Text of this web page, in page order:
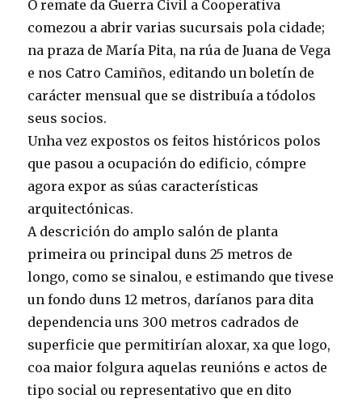
Ó remate da Guerra Civil a Cooperativa
comezou a abrir varias sucursais pola cidade;
na praza de María Pita, na rúa de Juana de Vega
e nos Catro Camiños, editando un boletín de
carácter mensual que se distribuía a tódolos
seus socios.
Unha vez expostos os feitos históricos polos
que pasou a ocupación do edificio, cómpre
agora expor as súas características
arquitectónicas.
A descrición do amplo salón de planta
primeira ou principal duns 25 metros de
longo, como se sinalou, e estimando que tivese
un fondo duns 12 metros, daríanos para dita
dependencia uns 300 metros cadrados de
superficie que permitirían aloxar, xa que logo,
coa maior folgura aquelas reunións e actos de
tipo social ou representativo que en dito